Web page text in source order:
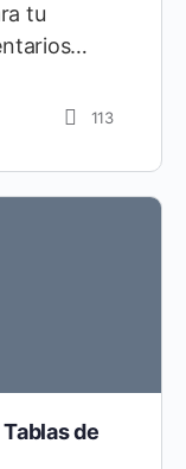
tu
113
de